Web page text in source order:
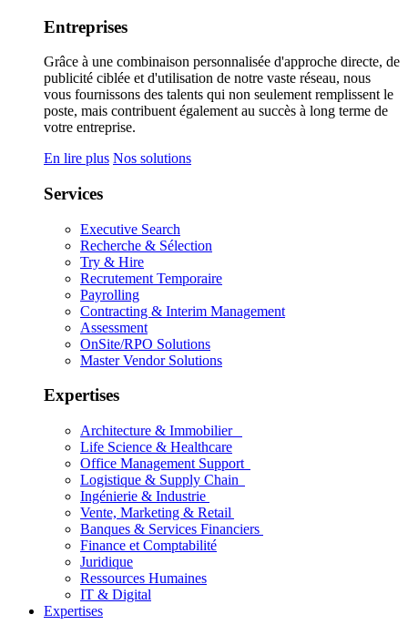
Entreprises
Grâce à une combinaison personnalisée d'approche directe, de
publicité ciblée et d'utilisation de notre vaste réseau, nous
vous fournissons des talents qui non seulement remplissent le
poste, mais contribuent également au succès à long terme de
votre entreprise.
En lire plus Nos solutions
Services
Executive Search
Recherche & Sélection
Try & Hire
Recrutement Temporaire
Payrolling
Contracting & Interim Management
Assessment
OnSite/RPO Solutions
Master Vendor Solutions
Expertises
Architecture & Immobilier
Life Science & Healthcare
Office Management Support
Logistique & Supply Chain
Ingénierie & Industrie
Vente, Marketing & Retail
Banques & Services Financiers
Finance et Comptabilité
Juridique
Ressources Humaines
IT & Digital
Expertises